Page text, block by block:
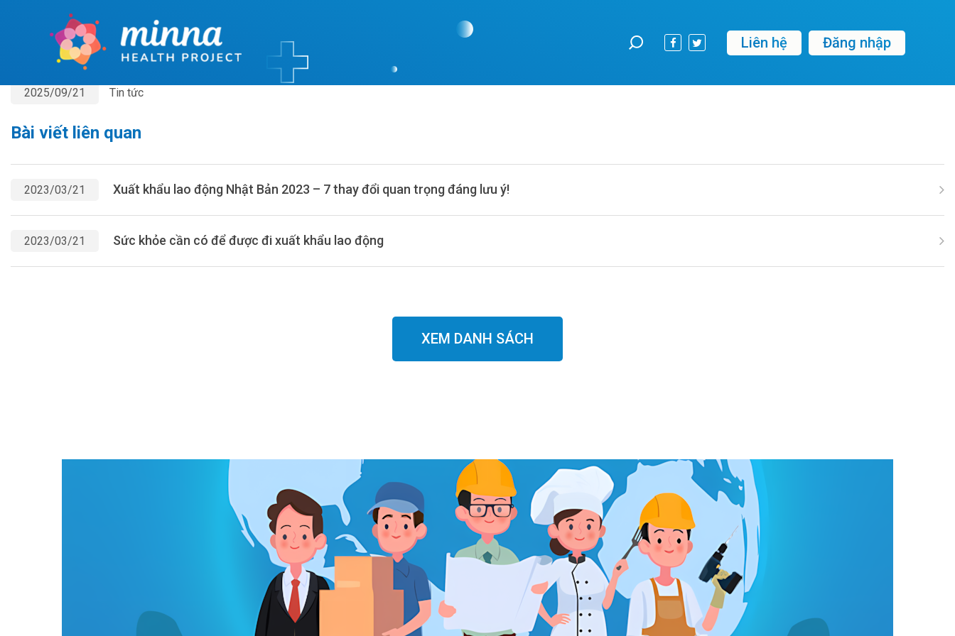
Liên hệ Đăng nhập
ds
2025/09/21 Tin tức
Bài viết liên quan
2023/03/21 Xuất khẩu lao động Nhật Bản 2023 – 7 thay đổi quan trọng đáng lưu ý!
2023/03/21 Sức khỏe cần có để được đi xuất khẩu lao động
XEM DANH SÁCH